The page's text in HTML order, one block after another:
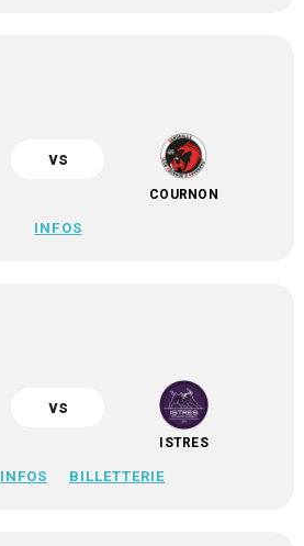
vs
COURNON
INFOS
vs
ISTRES
INFOS BILLETTERIE